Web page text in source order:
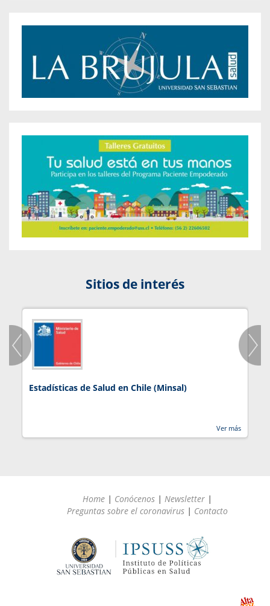
Sitios de interés
Estadísticas de Salud en Chile (Minsal)
Ver más
Home | Conócenos | Newsletter |
Preguntas sobre el coronavirus | Contacto